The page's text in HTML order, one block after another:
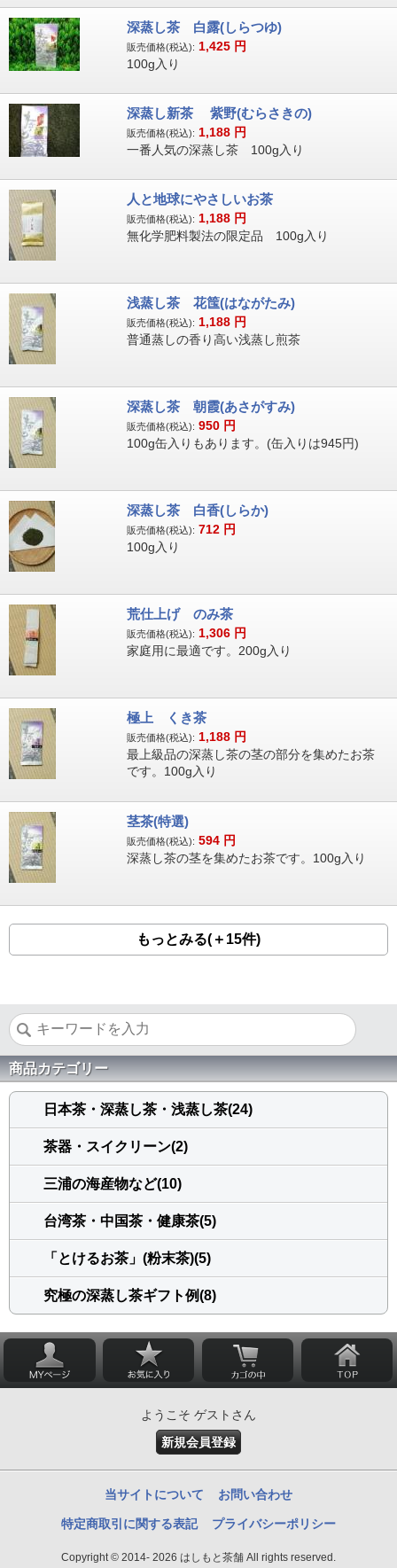
深蒸し茶 白露(しらつゆ)
販売価格(税込): 1,425 円
100g入り
深蒸し新茶 紫野(むらさきの)
販売価格(税込): 1,188 円
一番人気の深蒸し茶 100g入り
人と地球にやさしいお茶
販売価格(税込): 1,188 円
無化学肥料製法の限定品 100g入り
浅蒸し茶 花筺(はながたみ)
販売価格(税込): 1,188 円
普通蒸しの香り高い浅蒸し煎茶
深蒸し茶 朝霞(あさがすみ)
販売価格(税込): 950 円
100g缶入りもあります。(缶入りは945円)
深蒸し茶 白香(しらか)
販売価格(税込): 712 円
100g入り
荒仕上げ のみ茶
販売価格(税込): 1,306 円
家庭用に最適です。200g入り
極上 くき茶
販売価格(税込): 1,188 円
最上級品の深蒸し茶の茎の部分を集めたお茶
です。100g入り
茎茶(特選)
販売価格(税込): 594 円
深蒸し茶の茎を集めたお茶です。100g入り
もっとみる(＋15件)
商品カテゴリー
日本茶・深蒸し茶・浅蒸し茶(24)
茶器・スイクリーン(2)
三浦の海産物など(10)
台湾茶・中国茶・健康茶(5)
「とけるお茶」(粉末茶)(5)
究極の深蒸し茶ギフト例(8)
ようこそ ゲストさん
新規会員登録
当サイトについて お問い合わせ
特定商取引に関する表記 プライバシーポリシー
Copyright © 2014- 2026 はしもと茶舗 All rights reserved.